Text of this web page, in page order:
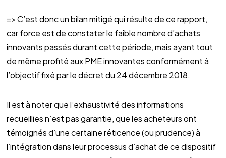
=> C’est donc un bilan mitigé qui résulte de ce rapport,
car force est de constater le faible nombre d’achats
innovants passés durant cette période, mais ayant tout
de même profité aux PME innovantes conformément à
l’objectif fixé par le décret du 24 décembre 2018.
Il est à noter que l’exhaustivité des informations
recueillies n’est pas garantie, que les acheteurs ont
témoignés d’une certaine réticence (ou prudence) à
l’intégration dans leur processus d’achat de ce dispositif